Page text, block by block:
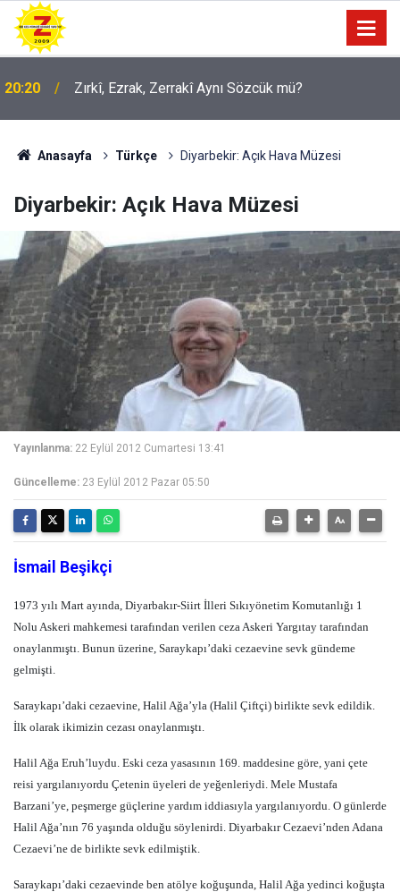
09:56 Ji Zilma Partîzanan Nimûneyeka Piçûk
Anasayfa Türkçe Diyarbekir: Açık Hava Müzesi
Diyarbekir: Açık Hava Müzesi
Yayınlanma: 22 Eylül 2012 Cumartesi 13:41
Güncelleme: 23 Eylül 2012 Pazar 05:50
İsmail Beşikçi
1973 yılı Mart ayında, Diyarbakır-Siirt İlleri Sıkıyönetim Komutanlığı 1
Nolu Askeri mahkemesi tarafından verilen ceza Askeri Yargıtay tarafından
onaylanmıştı. Bunun üzerine, Saraykapı’daki cezaevine sevk gündeme
gelmişti.
Saraykapı’daki cezaevine, Halil Ağa’yla (Halil Çiftçi) birlikte sevk edildik.
İlk olarak ikimizin cezası onaylanmıştı.
Halil Ağa Eruh’luydu. Eski ceza yasasının 169. maddesine göre, yani çete
reisi yargılanıyordu Çetenin üyeleri de yeğenleriydi. Mele Mustafa
Barzani’ye, peşmerge güçlerine yardım iddiasıyla yargılanıyordu. O günlerde
Halil Ağa’nın 76 yaşında olduğu söylenirdi. Diyarbakır Cezaevi’nden Adana
Cezaevi’ne de birlikte sevk edilmiştik.
Saraykapı’daki cezaevinde ben atölye koğuşunda, Halil Ağa yedinci koğuşta